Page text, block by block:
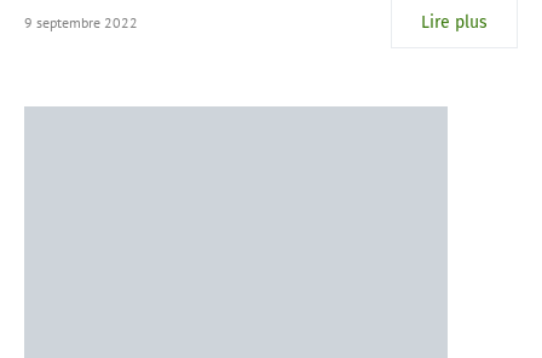
9 septembre 2022 Lire plus